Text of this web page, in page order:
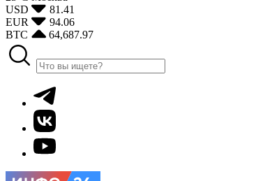
USD
81.41
EUR
94.06
BTC
64,687.97